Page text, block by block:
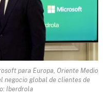
para Europa, Oriente Medio
negocio global de clientes de
Iberdrola